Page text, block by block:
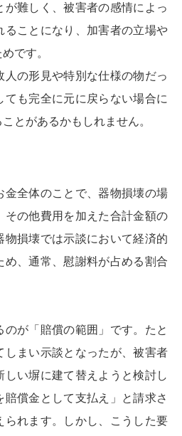
が難しく、被害者の感情によっ
ることになり、加害者の立場や
です。
人の形見や特別な仕様の物だっ
ても完全に元に戻らない場合に
とがあるかもしれません。
金全体のことで、器物損壊の場
その他費用を加えた合計金額の
物損壊では示談において経済的
め、通常、慰謝料が占める割合
のが「賠償の範囲」です。たと
しまい示談となったが、被害者
い塀に建て替えようと検討し
償金として支払え」と請求さ
られます。しかし、こうした要